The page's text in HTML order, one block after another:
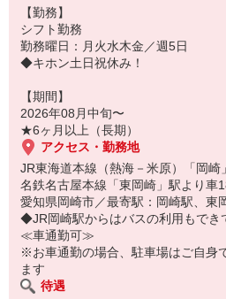
【勤務】
シフト勤務
勤務曜日：月火水木金／週5日
◆キホン土日祝休み！
【期間】
2026年08月中旬〜
★6ヶ月以上（長期）
アクセス・勤務地
JR東海道本線（熱海－米原）「岡崎
名鉄名古屋本線「東岡崎」駅より車
愛知県岡崎市／最寄駅：岡崎駅、東
◆JR岡崎駅からはバスの利用もで
≪車通勤可≫
※お車通勤の場合、駐車場はご自身
ます
待遇